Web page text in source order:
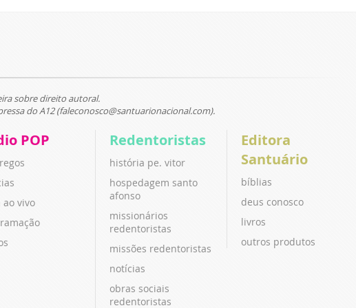
sobre direito autoral.
do A12 (faleconosco@santuarionacional.com).
POP
ao vivo
Redentoristas
história pe. vitor
hospedagem santo
afonso
missionários
redentoristas
missões redentoristas
notícias
obras sociais
redentoristas
Editora
Santuário
bíblias
deus conosco
livros
outros produtos